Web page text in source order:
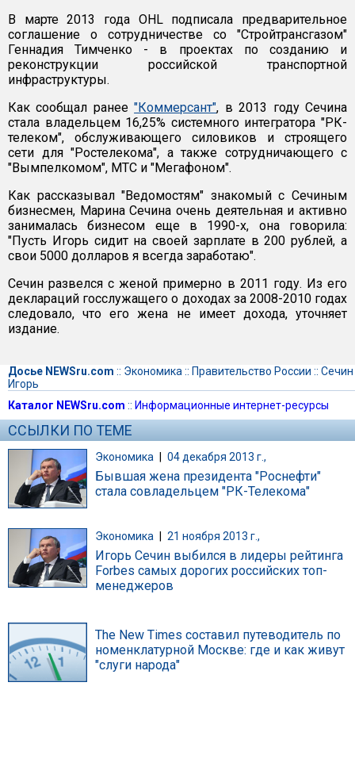
В марте 2013 года OHL подписала предварительное
соглашение о сотрудничестве со "Стройтрансгазом"
Геннадия Тимченко - в проектах по созданию и
реконструкции российской транспортной
инфраструктуры.
Как сообщал ранее"Коммерсант", в 2013 году Сечина
стала владельцем 16,25% системного интегратора "РК-
телеком", обслуживающего силовиков и строящего
сети для "Ростелекома", а также сотрудничающего с
"Вымпелкомом", МТС и "Мегафоном".
Как рассказывал "Ведомостям" знакомый с Сечиным
бизнесмен, Марина Сечина очень деятельная и активно
занималась бизнесом еще в 1990-х, она говорила:
"Пусть Игорь сидит на своей зарплате в 200 рублей, а
свои 5000 долларов я всегда заработаю".
Сечин развелся с женой примерно в 2011 году. Из его
деклараций госслужащего о доходах за 2008-2010 годах
следовало, что его жена не имеет дохода, уточняет
издание.
Досье NEWSru.com :: Экономика :: Правительство России :: Сечин
Игорь
Каталог NEWSru.com :: Информационные интернет-ресурсы
ССЫЛКИ ПО ТЕМЕ
Экономика | 04 декабря 2013 г.,
Бывшая жена президента "Роснефти"
стала совладельцем "РК-Телекома"
Экономика 21 ноября 2013 г.,
Игорь Сечин выбился в лидеры рейтинга
Forbes самых дорогих российских топ-
менеджеров
The New Times составил путеводитель по
номенклатурной Москве: где и как живут
"слуги народа"